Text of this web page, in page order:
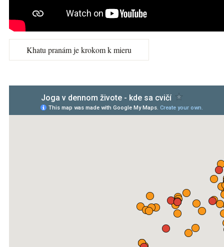
Khatu pranám je krokom k mieru